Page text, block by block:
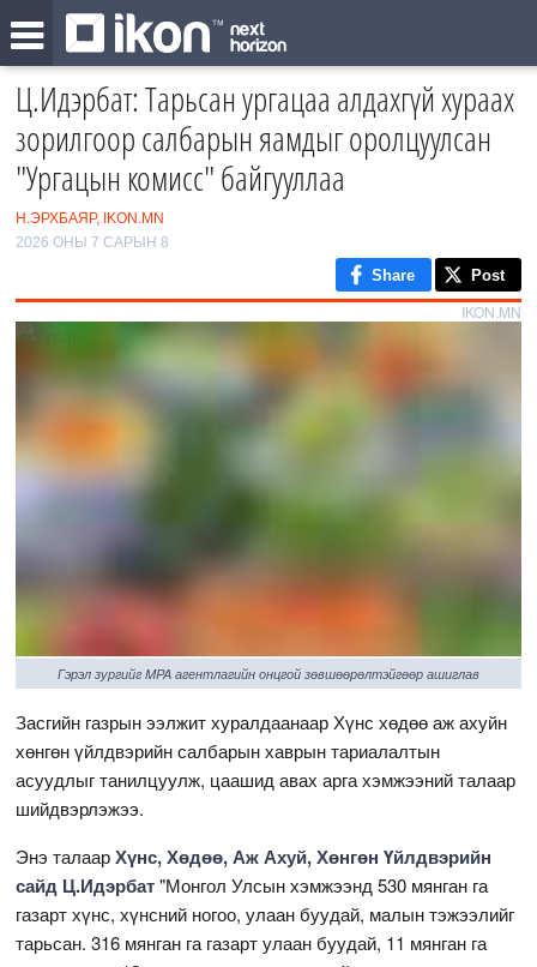
Ц.Идэрбат: Тарьсан ургацаа алдахгүй хураах
зорилгоор салбарын яамдыг оролцуулсан
"Ургацын комисс" байгууллаа
Н.ЭРХБАЯР, IKON.MN
2026 ОНЫ 7 САРЫН 8
Share Post
IKON.MN
Гэрэл зургийг MPA агентлагийн онцгой зөвшөөрөлтэйгөөр ашиглав
Засгийн газрын ээлжит хуралдаанаар Хүнс хөдөө аж ахуйн
хөнгөн үйлдвэрийн салбарын хаврын тариалалтын
асуудлыг танилцуулж, цаашид авах арга хэмжээний талаар
шийдвэрлэжээ.
Энэ талаарХүнс, Хөдөө, Аж Ахуй, Хөнгөн Үйлдвэрийн
сайд Ц.Идэрбат"Монгол Улсын хэмжээнд 530 мянган га
газарт хүнс, хүнсний ногоо, улаан буудай, малын тэжээлийг
тарьсан. 316 мянган га газарт улаан буудай, 11 мянган га